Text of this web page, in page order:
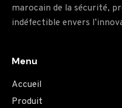
marocain de la sécurité,
indéfectible envers
Menu
Accueil
Produit